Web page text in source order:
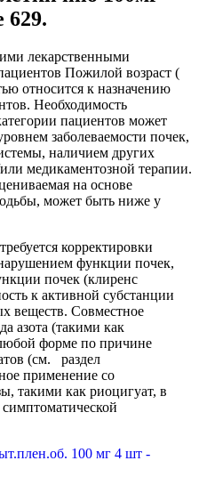
629.
лекарственными
Пожилой возраст (
относится к назначению
Необходимость
пациентов может
заболеваемости почек,
наличием других
медикаментозной терапии.
на основе
может быть ниже у
корректировки
функции почек,
почек (клиренс
к активной субстанции
веществ. Совместное
азота (такими как
форме по причине
(см. раздел
применение со
такими как риоцигуат, в